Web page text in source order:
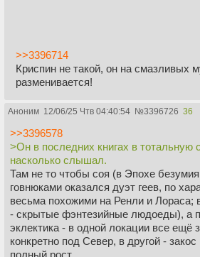
>>3396714
Криспин не такой, он на смазливых
разменивается!
Аноним 12/06/25 Чтв 04:40:54 №3396726 36
>>3396578
>Он в последних книгах в тотальную
насколько слышал.
Там не то чтобы соя (в Эпохе
говнюками оказался дуэт геев, по
весьма похожими на Ренли и Лораса;
- скрытые фэнтезийные людоеды), а
эклектика - в одной локации все ещё
конкретно под Север, в другой -